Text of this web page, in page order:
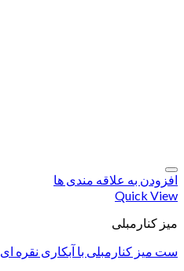
افزودن به علاقه مندی ها
Quick View
میز کنارمبلی
ست میز کنارمبلی با آبکاری نقره ای